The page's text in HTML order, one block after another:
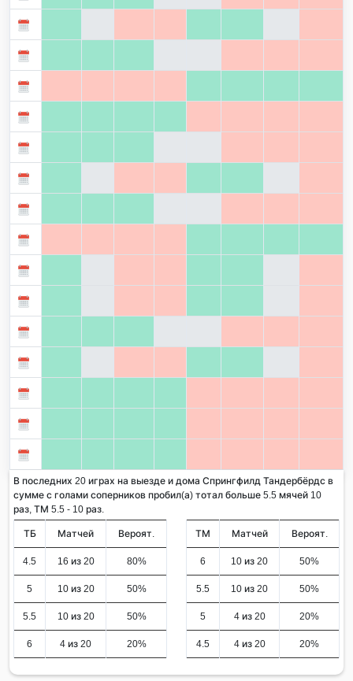
В последних 20 играх на выезде и дома Спрингфилд Тандербёрдс в
сумме с голами соперников пробил(а) тотал больше 5.5 мячей 10
раз, ТМ 5.5 - 10 раз.
ТБ Матчей Вероят.
4.5 16 из 20 80%
5 10 из 20 50%
5.5 10 из 20 50%
6 4 из 20 20%
ТМ Матчей Вероят.
6 10 из 20 50%
5.5 10 из 20 50%
5 4 из 20 20%
4.5 4 из 20 20%